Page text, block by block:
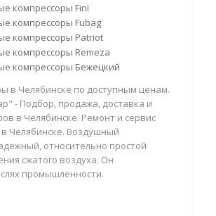
компрессоры Fini
компрессоры Fubag
компрессоры Patriot
компрессоры Remeza
компрессоры Бежецкий
в Челябинске по доступным ценам.
- Подбор, продажа, доставка и
в Челябинске. Ремонт и сервис
Челябинске. Воздушный
относительно простой
сжатого воздуха. Он
промышленности.